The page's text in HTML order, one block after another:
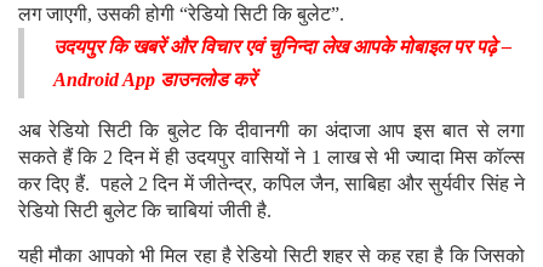
लग जाएगी, उसकी होगी “रेडियो सिटी कि बुलेट”.
उदयपुर कि खबरें और विचार एवं चुनिन्दा लेख आपके मोबाइल पर पढ़े –
Android App डाउनलोड करें
अब रेडियो सिटी कि बुलेट कि दीवानगी का अंदाजा आप इस बात से लगा
सकते हैं कि 2 दिन में ही उदयपुर वासियों ने 1 लाख से भी ज्यादा मिस कॉल्स
कर दिए हैं. पहले 2 दिन में जीतेन्द्र, कपिल जैन, साबिहा और सुर्यवीर सिंह ने
रेडियो सिटी बुलेट कि चाबियां जीती है.
यही मौका आपको भी मिल रहा है रेडियो सिटी शहर से कह रहा है कि जिसको